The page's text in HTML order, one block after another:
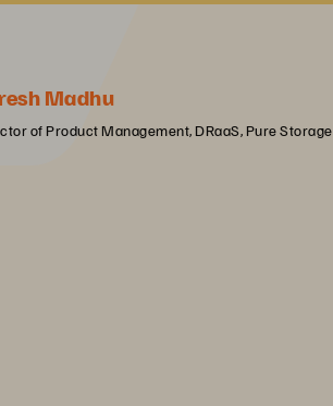
Madhu
of Product Management, DRaaS, Pure Storage